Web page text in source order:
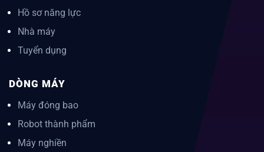
Hồ sơ năng lực
Nhà máy
Tuyển dụng
DÒNG MÁY
Máy đóng bao
Robot thành phẩm
Máy nghiền